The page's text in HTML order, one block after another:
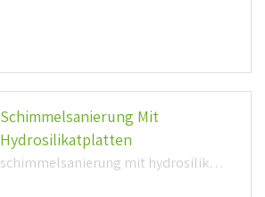
Schimmelsanierung Mit
Hydrosilikatplatten
schimmelsanierung mit hydrosilikatplatten (1,1mb)